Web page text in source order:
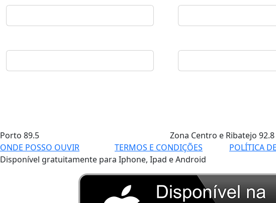
Porto 89.5 Zona Centro e Ribatejo 92.8
ONDE POSSO OUVIR
TERMOS E CONDIÇÕES POLÍTICA
Disponível gratuitamente para Iphone, Ipad e Android